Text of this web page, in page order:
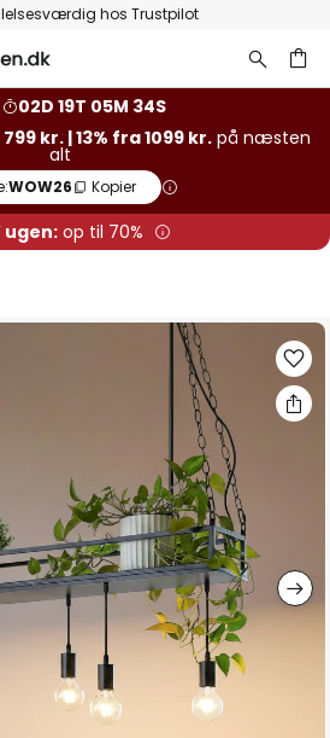
hos Trustpilot
02D 19T 05M 33S
kr. | 13% fra 1099 kr. på næsten
alt
WOW26 Kopier
ugen:op til 70%